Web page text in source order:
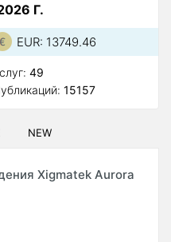
Г.
EUR: 13749.46
49
15157
NEW
Xigmatek Aurora